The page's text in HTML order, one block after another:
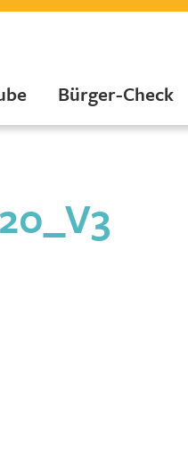
Bürger-Check